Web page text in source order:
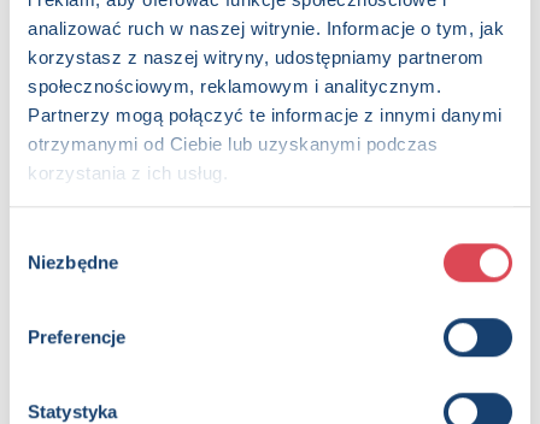
analizować ruch w naszej witrynie. Informacje o tym, jak
korzystasz z naszej witryny, udostępniamy partnerom
społecznościowym, reklamowym i analitycznym.
Partnerzy mogą połączyć te informacje z innymi danymi
otrzymanymi od Ciebie lub uzyskanymi podczas
korzystania z ich usług.
zgody
Niezbędne
Preferencje
Statystyka